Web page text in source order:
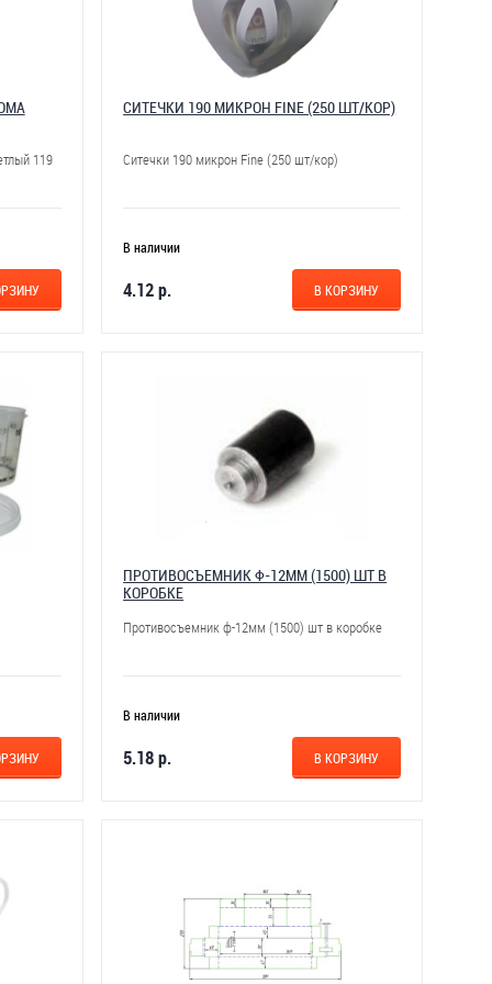
119
СИТЕЧКИ 190 МИКРОН FINE (250 ШТ/КОР)
Ситечки 190 микрон Fine (250 шт/кор)
В наличии
4.12 р. В КОРЗИНУ
ПРОТИВОСЪЕМНИК Ф-12ММ (1500) ШТ В
КОРОБКЕ
Противосъемник ф-12мм (1500) шт в коробке
В наличии
5.18 р. В КОРЗИНУ